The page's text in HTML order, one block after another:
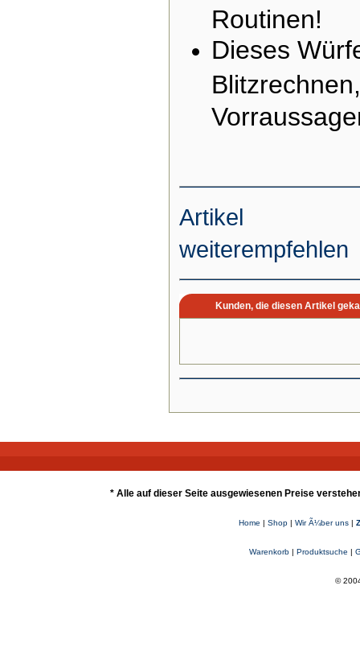
Routinen!
Dieses
Artikel
weiterempfehlen
Kunden, die diesen Artikel
* Alle auf dieser Seite ausgewiesenen Preise
Home | Shop| Wir Ã¼ber uns|
Warenkorb| Produktsuche |
©